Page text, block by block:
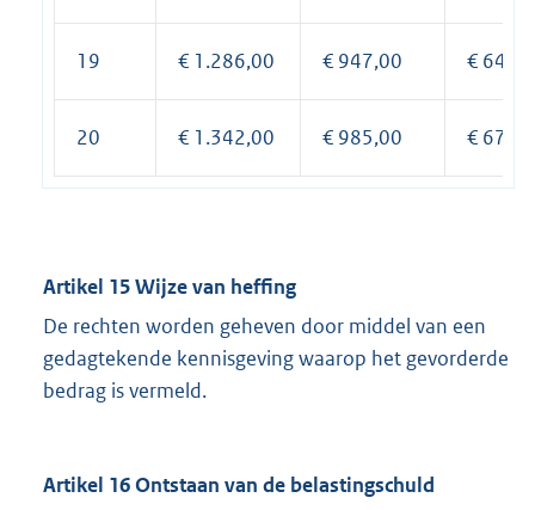
19 € 1.286,00 € 947,00 €
20 € 1.342,00 € 985,00 €
Artikel 15 Wijze van heffing
De rechten worden geheven door middel van een
gedagtekende kennisgeving waarop het gevorderde
bedrag is vermeld.
Artikel 16 Ontstaan van de belastingschuld